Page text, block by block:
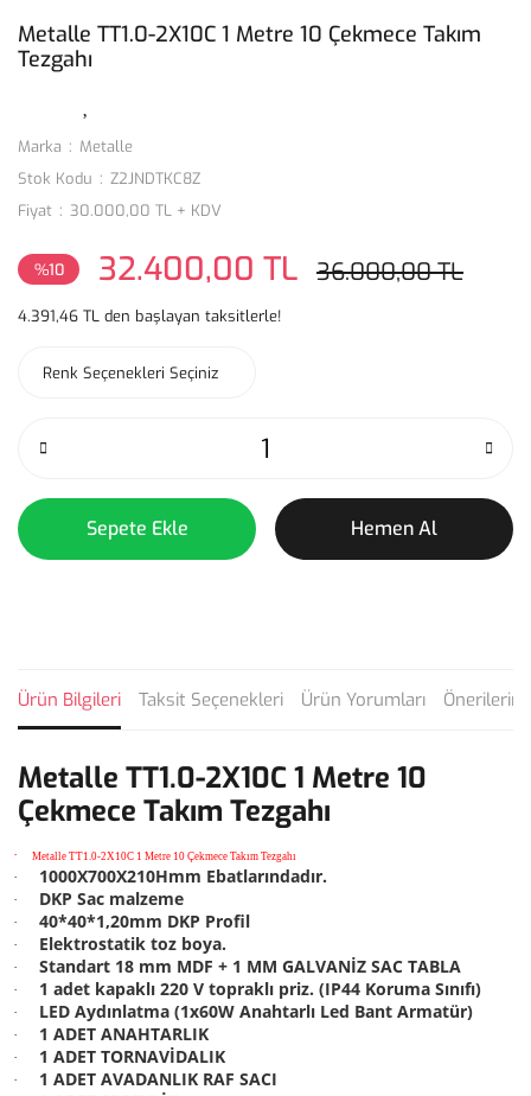
Metalle TT1.0-2X10C 1 Metre 10 Çekmece Takım
Tezgahı
Marka
Metalle
Stok Kodu
Z2JNDTKC8Z
Fiyat
30.000,00 TL + KDV
%10 32.400,00 TL 36.000,00 TL
4.391,46 TL den başlayan taksitlerle!
Sepete Ekle Hemen Al
Ürün Bilgileri Taksit Seçenekleri Ürün Yorumları
Metalle TT1.0-2X10C 1 Metre 10
Çekmece Takım Tezgahı
· Metalle TT1.0-2X10C 1 Metre 10 Çekmece Takım Tezgahı
· 1000X700X210Hmm Ebatlarındadır.
· DKP Sac malzeme
· 40*40*1,20mm DKP Profil
· Elektrostatik toz boya.
· Standart 18 mm MDF + 1 MM GALVANİZ SAC TABLA
· 1 adet kapaklı 220 V topraklı priz. (IP44 Koruma Sınıfı)
· LED Aydınlatma (1x60W Anahtarlı Led Bant Armatür)
· 1 ADET ANAHTARLIK
· 1 ADET TORNAVİDALIK
· 1 ADET AVADANLIK RAF SACI